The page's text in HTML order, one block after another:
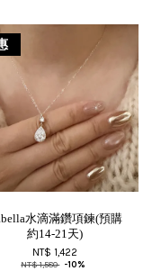
水滴滿鑽項鍊(預購
約14-21天)
NT$ 1,422
NT$ 1,580 -10%